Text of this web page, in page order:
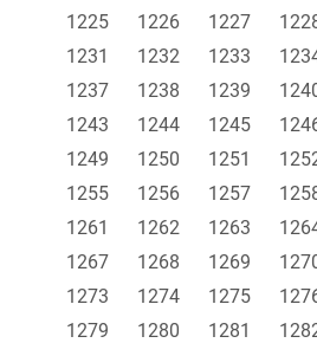
1225
1226 1227
1231
1232 1233
1237
1238 1239
1243
1244 1245
1249
1250 1251
1255
1256 1257
1261
1262 1263
1267
1268 1269
1273
1274 1275
1279
1280 1281